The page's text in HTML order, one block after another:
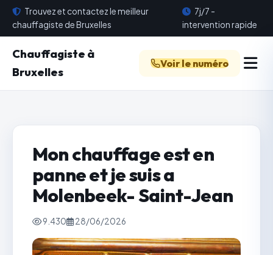
Trouvez et contactez le meilleur
chauffagiste de Bruxelles
7j/7 -
intervention rapide
Chauffagiste à
Bruxelles
Voir le numéro
Mon chauffage est en
panne et je suis a
Molenbeek- Saint-Jean
9.430 28/06/2026